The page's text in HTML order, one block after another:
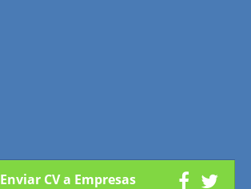
Enviar CV a Empresas